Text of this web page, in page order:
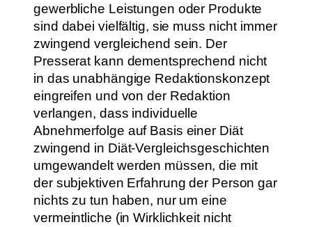
gewerbliche Leistungen oder Produkte
sind dabei vielfältig, sie muss nicht immer
zwingend vergleichend sein. Der
Presserat kann dementsprechend nicht
in das unabhängige Redaktionskonzept
eingreifen und von der Redaktion
verlangen, dass individuelle
Abnehmerfolge auf Basis einer Diät
zwingend in Diät-Vergleichsgeschichten
umgewandelt werden müssen, die mit
der subjektiven Erfahrung der Person gar
nichts zu tun haben, nur um eine
vermeintliche (in Wirklichkeit nicht